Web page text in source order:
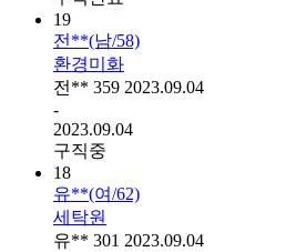
19
전**(남/58)
환경미화
전** 359 2023.09.04
-
2023.09.04
구직중
18
유**(여/62)
세탁원
유** 301 2023.09.04